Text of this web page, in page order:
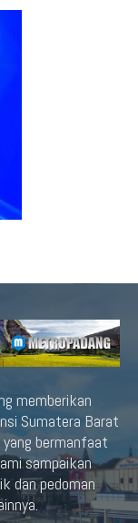
memberikan
Sumatera Barat
bermanfaat
sampaikan
dan pedoman